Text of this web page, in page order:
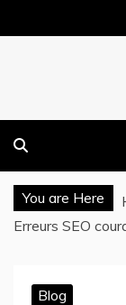
to
You are Here
Erreurs SEO
Blog